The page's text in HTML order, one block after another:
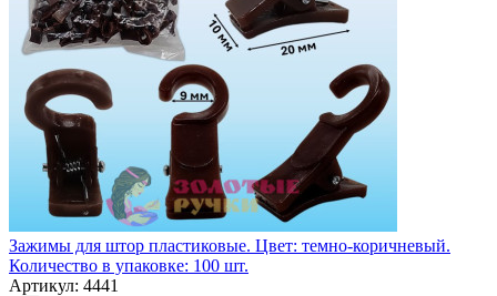
Зажимы для штор пластиковые. Цвет: темно-коричневый.
Количество в упаковке: 100 шт.
Артикул: 4441